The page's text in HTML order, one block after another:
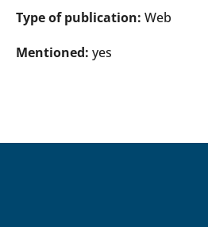
Type of publication: Web
Mentioned: yes